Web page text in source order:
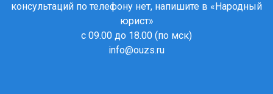
консультаций по телефону нет, напишите в «Народный
юрист»
с 09.00 до 18.00 (по мск)
info@ouzs.ru